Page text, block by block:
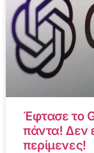
Έφτασε το
πάντα! Δεν
περίμενες!